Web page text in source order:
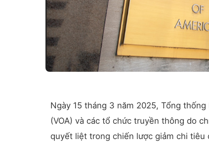
Ngày 15 tháng 3 năm 2025, Tổng
(VOA) và các tổ chức truyền thông do
quyết liệt trong chiến lược giảm chi tiêu